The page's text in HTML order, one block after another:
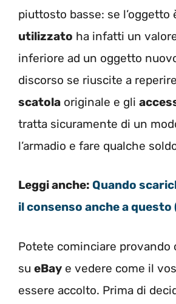
piuttosto basse: se l’oggetto
utilizzato ha infatti un
inferiore ad un oggetto
discorso se riuscite a
scatola originale e gli
tratta sicuramente di un
l’armadio e fare qualche
Leggi anche: Quando
il consenso anche a questo
Potete cominciare provando
su eBay e vedere come il
essere accolto. Prima di